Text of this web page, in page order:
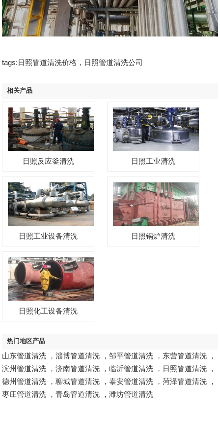
tags:日照管道清洗价格，日照管道清洗公司
相关产品
日照反应釜清洗 日照工业清洗
日照工业设备清洗 日照锅炉清洗
日照化工设备清洗
热门地区产品
山东管道清洗 ，淄博管道清洗 ，邹平管道清洗 ， 东营管道清洗 ，
滨州管道清洗 ，济南管道清洗 ，临沂管道清洗 ， 日照管道清洗 ，
德州管道清洗 ，聊城管道清洗 ，泰安管道清洗 ，菏泽管道清洗 ，
枣庄管道清洗 ，青岛管道清洗 ，潍坊管道清洗